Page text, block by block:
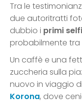
Tra le
due autoritratti
dubbio i primi
probabilmente tra
Un caffè e una
zuccheria sulla
nuovo in viaggio
Korona, dove